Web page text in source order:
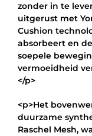
zonder in te
uitgerust met
Cushion
absorbeert en
soepele
vermoeidheid
</p>
<p>Het
duurzame
Raschel Mesh,